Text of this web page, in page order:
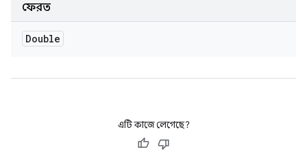
ফেরত
Double
এটি কাজে লেগেছে?